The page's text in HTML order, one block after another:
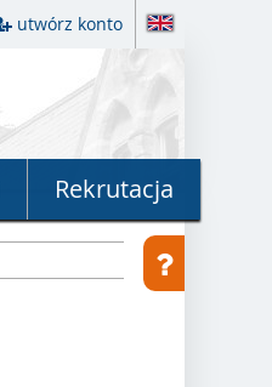
utwórz konto
Rekrutacja